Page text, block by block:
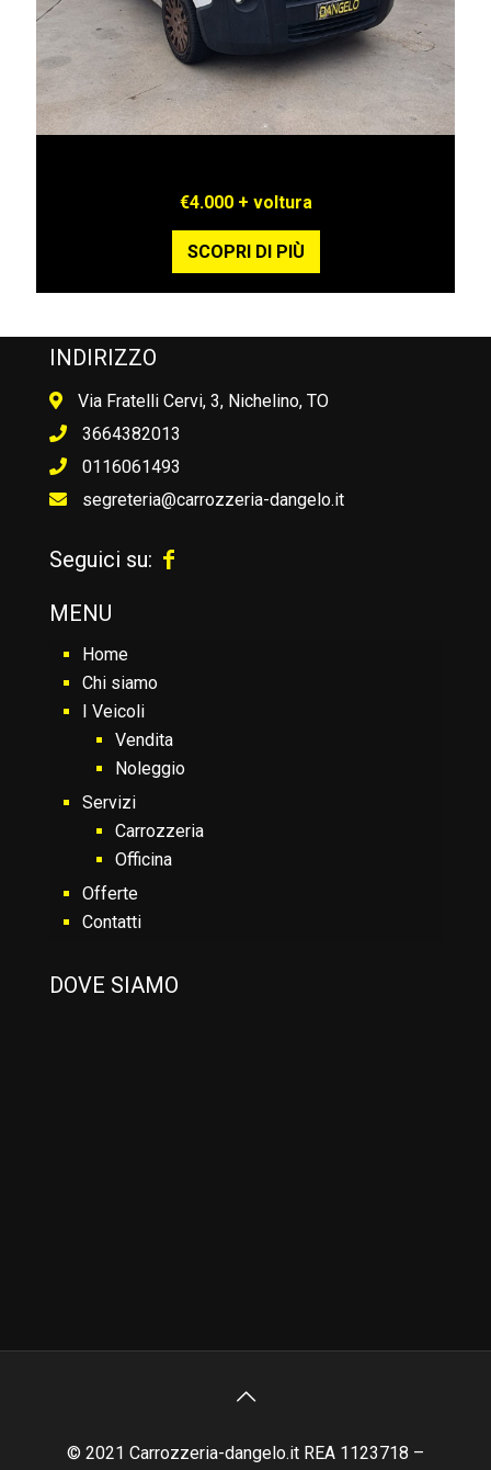
€4.000 + voltura
SCOPRI DI PIÙ
INDIRIZZO
Via Fratelli Cervi, 3, Nichelino, TO
3664382013
0116061493
segreteria@carrozzeria-dangelo.it
Seguici su:
MENU
Home
Chi siamo
I Veicoli
Vendita
Noleggio
Servizi
Carrozzeria
Officina
Offerte
Contatti
DOVE SIAMO
© 2021 Carrozzeria-dangelo.it REA 1123718 –